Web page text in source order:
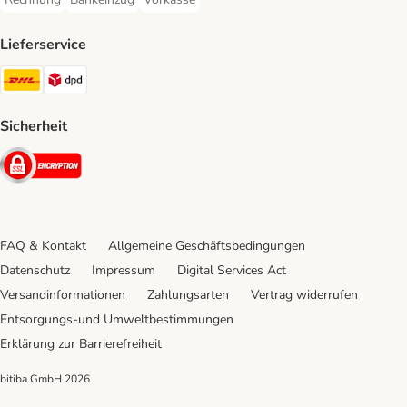
Rechnung Payment Method
Bankeinzug Payment Method
Vorkasse Payment Method
Lieferservice
DHL Shipping Method
Sicherheit
Security
FAQ & Kontakt
Allgemeine Geschäftsbedingungen
Datenschutz
Impressum
Digital Services Act
Versandinformationen
Zahlungsarten
Vertrag widerrufen
Entsorgungs-und Umweltbestimmungen
Erklärung zur Barrierefreiheit
bitiba GmbH 2026